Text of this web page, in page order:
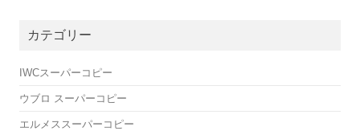
カテゴリー
IWCスーパーコピー
ウブロ スーパーコピー
エルメススーパーコピー